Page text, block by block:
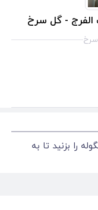
الفرج - گل سرخ
سرخ
را بزنید تا به